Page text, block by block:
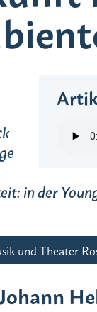
in der
und Theater